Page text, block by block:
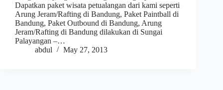
Dapatkan paket wisata petualangan dari kami seperti
Arung Jeram/Rafting di Bandung, Paket Paintball di
Bandung, Paket Outbound di Bandung, Arung
Jeram/Rafting di Bandung dilakukan di Sungai
Palayangan –…
abdul
May 27, 2013